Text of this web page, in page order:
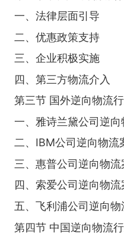
一、法律层面引导
二、优惠政策支持
三、企业积极实施
四、第三方物流介入
第三节 国外逆向物流
一、雅诗兰黛公司逆
二、IBM公司逆向物流
三、惠普公司逆向物
四、索爱公司逆向物
五、飞利浦公司逆向
第四节 中国逆向物流